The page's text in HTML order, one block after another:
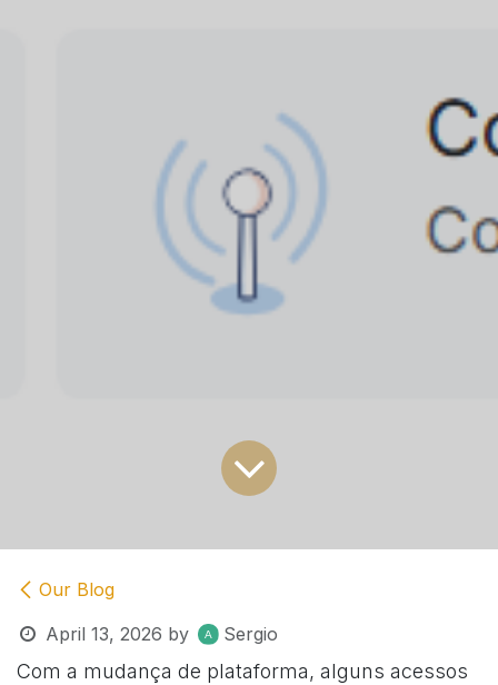
Our Blog
April 13, 2026 by Sergio
Com a mudança de plataforma, alguns acessos